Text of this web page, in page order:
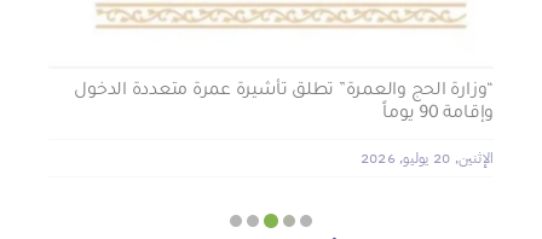
“وزارة الحج والعمرة” تطلق تأشيرة عمرة متعددة الدخول
وإقامة 90 يوماً
الإثنين, 20 يوليو, 2026